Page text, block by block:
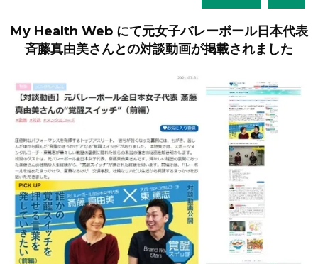
My Health Web にて元女子バレーボール日本代表
斉藤真由美さんとの対談動画が掲載されました